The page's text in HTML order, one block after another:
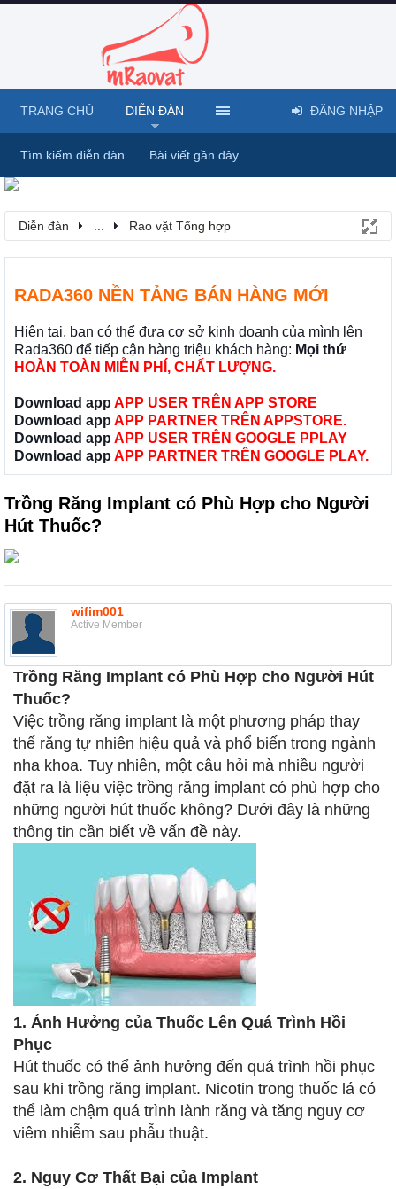
Diễn đàn Rao vặt Tổng hợp
RADA360 NỀN TẢNG BÁN HÀNG MỚI
Hiện tại, bạn có thể đưa cơ sở kinh doanh của mình lên
Rada360 để tiếp cận hàng triệu khách hàng: Mọi thứ
HOÀN TOÀN MIỄN PHÍ, CHẤT LƯỢNG.
Download app APP USER TRÊN APP STORE
Download app APP PARTNER TRÊN APPSTORE.
Download app APP USER TRÊN GOOGLE PPLAY
Download app APP PARTNER TRÊN GOOGLE PLAY.
Trồng Răng Implant có Phù Hợp cho Người
Hút Thuốc?
wifim001
Active Member
Trồng Răng Implant có Phù Hợp cho Người Hút
Thuốc?
Việc trồng răng implant là một phương pháp thay
thế răng tự nhiên hiệu quả và phổ biến trong ngành
nha khoa. Tuy nhiên, một câu hỏi mà nhiều người
đặt ra là liệu việc trồng răng implant có phù hợp cho
những người hút thuốc không? Dưới đây là những
thông tin cần biết về vấn đề này.
1. Ảnh Hưởng của Thuốc Lên Quá Trình Hồi
Phục
Hút thuốc có thể ảnh hưởng đến quá trình hồi phục
sau khi trồng răng implant. Nicotin trong thuốc lá có
thể làm chậm quá trình lành răng và tăng nguy cơ
viêm nhiễm sau phẫu thuật.
2. Nguy Cơ Thất Bại của Implant
TRANG CHỦ DIỄN ĐÀN
Tìm kiếm diễn đàn Bài viết gần đây
ĐĂNG NHẬP